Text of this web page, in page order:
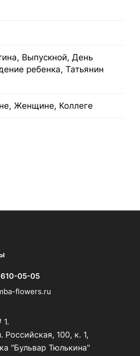
Выпускной, День
ребенка, Татьянин
Женщине, Коллеге
05-05
flowers.ru
Российская, 100, к. 1,
"Бульвар Тюлькина"